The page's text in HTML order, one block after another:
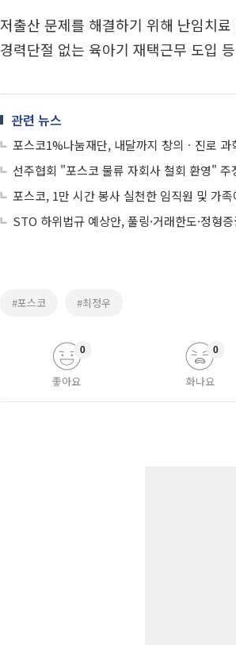
저출산 문제를 해결하기 위해 난임치
경력단절 없는 육아기 재택근무 도입
관련 뉴스
포스코1%나눔재단, 내달까지 창의ㆍ진로 과
선주협회 "포스코 물류 자회사 철회 환영"
포스코, 1만 시간 봉사 실천한 임직원 및 가
STO 하위법규 예상안, 풀링·거래한도·정형
#포스코 #최정우
좋아요
0
화나요
0